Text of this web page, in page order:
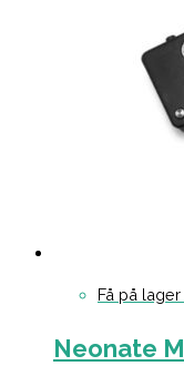
Få på
Neonate